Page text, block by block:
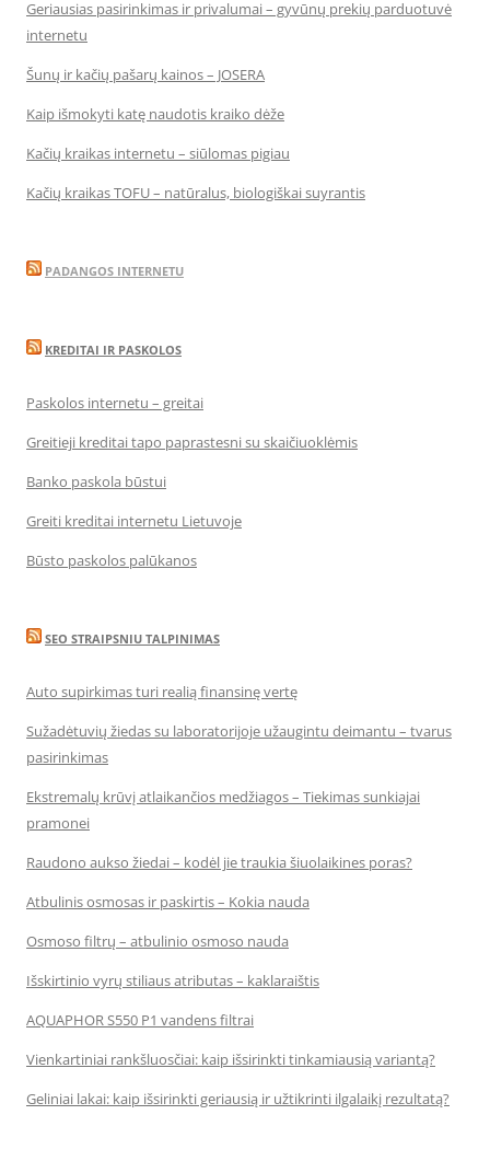
Geriausias pasirinkimas ir privalumai – gyvūnų prekių parduotuvė
internetu
Šunų ir kačių pašarų kainos – JOSERA
Kaip išmokyti katę naudotis kraiko dėže
Kačių kraikas internetu – siūlomas pigiau
Kačių kraikas TOFU – natūralus, biologiškai suyrantis
PADANGOS INTERNETU
KREDITAI IR PASKOLOS
Paskolos internetu – greitai
Greitieji kreditai tapo paprastesni su skaičiuoklėmis
Banko paskola būstui
Greiti kreditai internetu Lietuvoje
Būsto paskolos palūkanos
SEO STRAIPSNIU TALPINIMAS
Auto supirkimas turi realią finansinę vertę
Sužadėtuvių žiedas su laboratorijoje užaugintu deimantu – tvarus
pasirinkimas
Ekstremalų krūvį atlaikančios medžiagos – Tiekimas sunkiajai
pramonei
Raudono aukso žiedai – kodėl jie traukia šiuolaikines poras?
Atbulinis osmosas ir paskirtis – Kokia nauda
Osmoso filtrų – atbulinio osmoso nauda
Išskirtinio vyrų stiliaus atributas – kaklaraištis
AQUAPHOR S550 P1 vandens filtrai
Vienkartiniai rankšluosčiai: kaip išsirinkti tinkamiausią variantą?
Geliniai lakai: kaip išsirinkti geriausią ir užtikrinti ilgalaikį rezultatą?